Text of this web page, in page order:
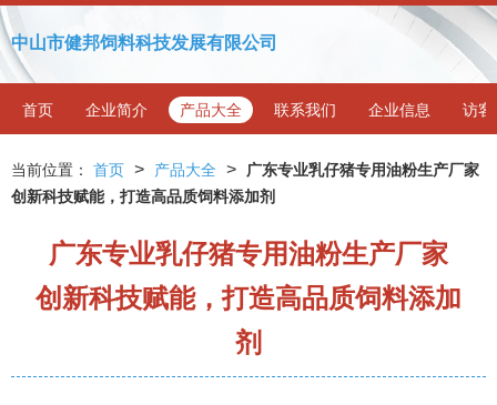
中山市健邦饲料科技发展有限公司
首页 企业简介 产品大全 联系我们 企业信息 访客
当前位置： 首页 > 产品大全 >
广东专业乳仔猪专用油粉生产厂家
创新科技赋能，打造高品质饲料添加剂
广东专业乳仔猪专用油粉生产厂家
创新科技赋能，打造高品质饲料添加
剂